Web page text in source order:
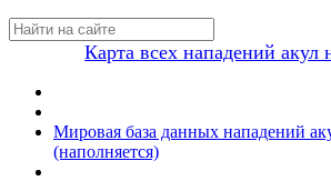
Карта всех нападений акул
Мировая база данных нападений
(наполняется)